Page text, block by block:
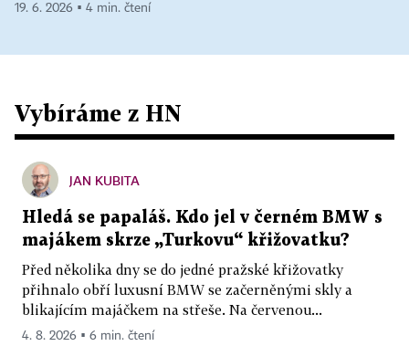
19. 6. 2026 ▪ 4 min. čtení
Vybíráme z HN
JAN KUBITA
Hledá se papaláš. Kdo jel v černém BMW s
majákem skrze „Turkovu“ křižovatku?
Před několika dny se do jedné pražské křižovatky
přihnalo obří luxusní BMW se začerněnými skly a
blikajícím majáčkem na střeše. Na červenou...
4. 8. 2026 ▪ 6 min. čtení